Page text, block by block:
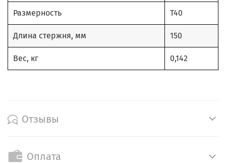
Размерность T40
Длина стержня, мм 150
Вес, кг 0,142
Отзывы
Оплата